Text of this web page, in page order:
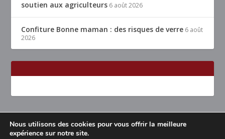
soutien aux agriculteurs 6 août 2026
Confiture Bonne maman : des risques de verre 6 août
2026
Conçu parElegant Themes | Propulsé parWordPress
Nous utilisons des cookies pour vous offrir la meilleure
expérience sur notre site.